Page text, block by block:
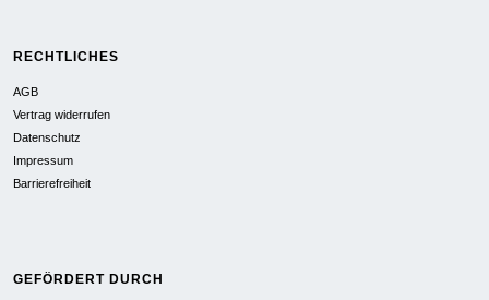
RECHTLICHES
AGB
Vertrag widerrufen
Datenschutz
Impressum
Barrierefreiheit
GEFÖRDERT DURCH